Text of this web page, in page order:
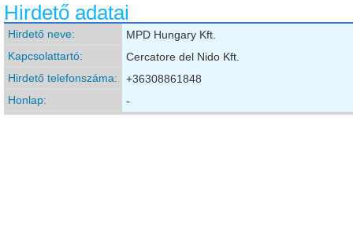
Hirdető adatai
Hirdető neve:
MPD Hungary Kft.
Kapcsolattartó:
Cercatore del Nido Kft.
Hirdető telefonszáma:
+36308861848
Honlap:
-